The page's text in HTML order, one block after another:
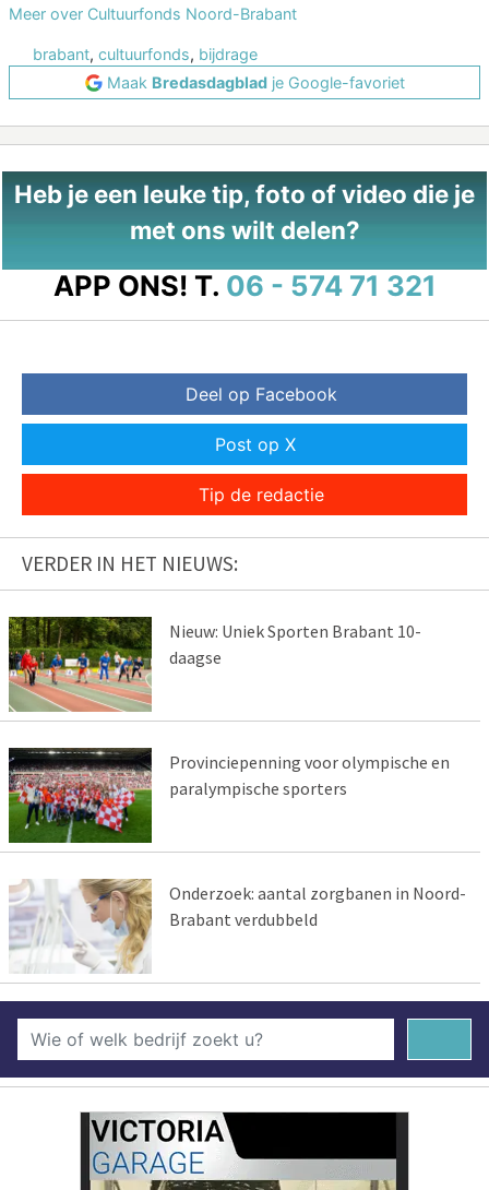
Meer over Cultuurfonds Noord-Brabant
brabant, cultuurfonds, bijdrage
Maak Bredasdagbladje Google-favoriet
Heb je een leuke tip, foto of video die je
met ons wilt delen?
APP ONS! T. 06 - 574 71 321
Deel op Facebook
Post op X
Tip de redactie
VERDER IN HET NIEUWS:
Nieuw: Uniek Sporten Brabant 10-
daagse
Provinciepenning voor olympische en
paralympische sporters
Onderzoek: aantal zorgbanen in Noord-
Brabant verdubbeld